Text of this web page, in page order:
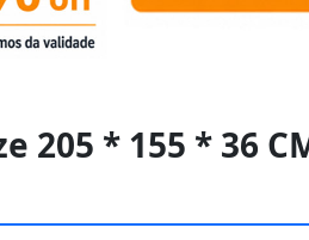
205 * 155 * 36